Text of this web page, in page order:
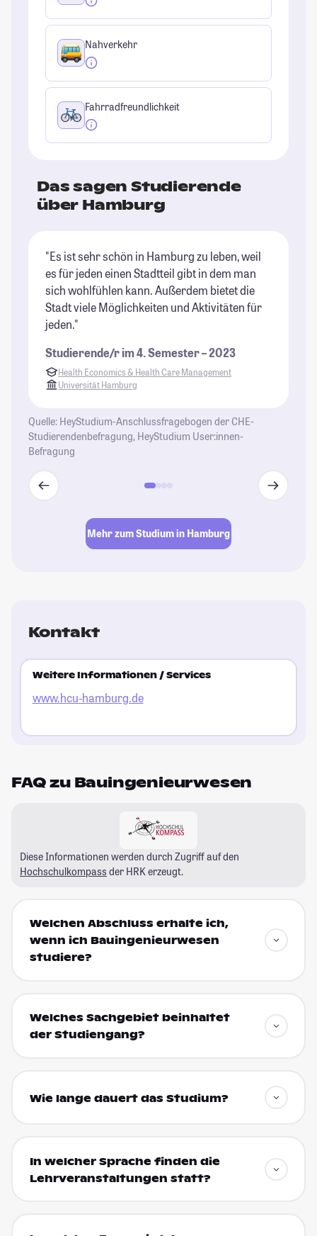
Nahverkehr
Fahrradfreundlichkeit
Das sagen Studierende
über Hamburg
"Es ist sehr schön in Hamburg zu leben, weil
es für jeden einen Stadtteil gibt in dem man
sich wohlfühlen kann. Außerdem bietet die
Stadt viele Möglichkeiten und Aktivitäten für
jeden."
Studierende/r im 4. Semester – 2023
Health Economics & Health Care Management
Universität Hamburg
Quelle: HeyStudium-Anschlussfragebogen der CHE-
Studierendenbefragung, HeyStudium User:innen-
Befragung
Mehr zum Studium in Hamburg
Kontakt
Weitere Informationen / Services
www.hcu-hamburg.de
FAQ zu Bauingenieurwesen
Diese Informationen werden durch Zugriff auf den
Hochschulkompass der HRK erzeugt.
Welchen Abschluss erhalte ich,
wenn ich Bauingenieurwesen
studiere?
Welches Sachgebiet beinhaltet
der Studiengang?
Wie lange dauert das Studium?
In welcher Sprache finden die
Lehrveranstaltungen statt?